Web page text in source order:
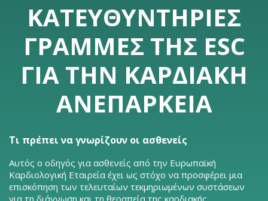
ΚΑΤΕΥΘΥΝΤΉΡΙΕΣ
ΓΡΑΜΜΈΣ ΤΗΣ ESC
ΓΙΑ ΤΗΝ ΚΑΡΔΙΑΚΉ
ΑΝΕΠΆΡΚΕΙΑ
Τι πρέπει να γνωρίζουν οι ασθενείς
Αυτός ο οδηγός για ασθενείς από την Ευρωπαϊκή
Καρδιολογική Εταιρεία έχει ως στόχο να προσφέρει μια
επισκόπηση των τελευταίων τεκμηριωμένων συστάσεων